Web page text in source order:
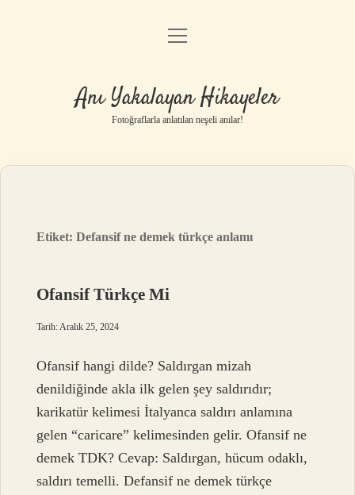
Anasayfa
Yasal Uyarı
menüyü
Anı Yakalayan Hikayeler
Fotoğraflarla anlatılan neşeli anılar!
Etiket:Defansif ne demek türkçe anlamı
Ofansif Türkçe Mi
Tarih: Aralık 25, 2024
Ofansif hangi dilde? Saldırgan mizah
denildiğinde akla ilk gelen şey saldırıdır;
karikatür kelimesi İtalyanca saldırı anlamına
gelen “caricare” kelimesinden gelir. Ofansif ne
demek TDK? Cevap: Saldırgan, hücum odaklı,
saldırı temelli. Defansif ne demek türkçe